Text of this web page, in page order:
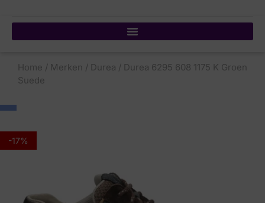
Home / Merken / Durea / Durea 6295 608 1175 K Groen
Suede
-17%